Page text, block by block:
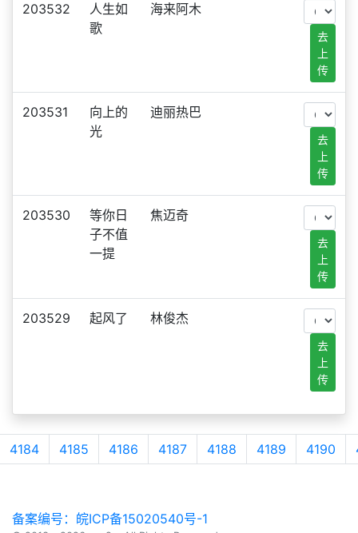
203532
人生如
歌
海来阿木
去
上
传
203531
向上的
光
迪丽热巴
去
上
传
203530
等你日
子不值
一提
焦迈奇
去
上
传
203529 起风了 林俊杰
去
上
传
4184 4185 4186 4187 4188 4189 4190
备案编号：皖ICP备15020540号-1